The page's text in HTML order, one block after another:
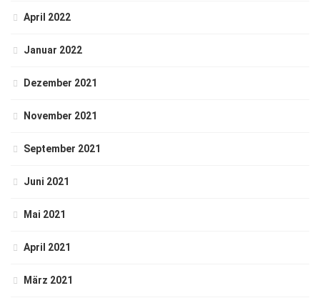
April 2022
Januar 2022
Dezember 2021
November 2021
September 2021
Juni 2021
Mai 2021
April 2021
März 2021